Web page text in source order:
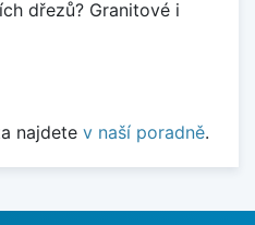
dřezů? Granitové i
najdete v naší poradně.